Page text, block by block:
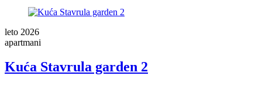
leto 2026
apartmani
Kuća Stavrula garden 2